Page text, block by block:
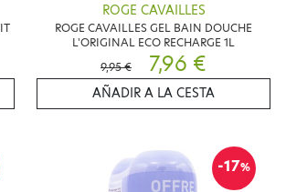
ROGE CAVAILLES
ROGE CAVAILLES GEL BAIN DOUCHE
L'ORIGINAL ECO RECHARGE 1L
9,95 €
7,96 €
AÑADIR A LA CESTA
-17%